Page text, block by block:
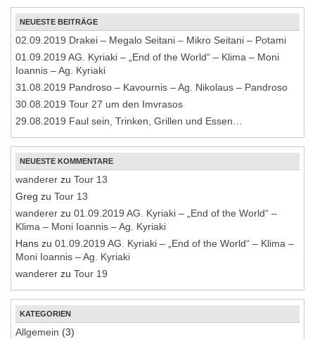
NEUESTE BEITRÄGE
02.09.2019 Drakei – Megalo Seitani – Mikro Seitani – Potami
01.09.2019 AG. Kyriaki – „End of the World“ – Klima – Moni
Ioannis – Ag. Kyriaki
31.08.2019 Pandroso – Kavournis – Ag. Nikolaus – Pandroso
30.08.2019 Tour 27 um den Imvrasos
29.08.2019 Faul sein, Trinken, Grillen und Essen…
NEUESTE KOMMENTARE
wanderer zu Tour 13
Greg zu Tour 13
wanderer zu 01.09.2019 AG. Kyriaki – „End of the World“ –
Klima – Moni Ioannis – Ag. Kyriaki
Hans zu 01.09.2019 AG. Kyriaki – „End of the World“ – Klima –
Moni Ioannis – Ag. Kyriaki
wanderer zu Tour 19
KATEGORIEN
Allgemein (3)